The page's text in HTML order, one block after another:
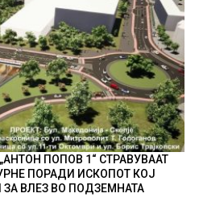
ПОПОВ 1“ СТРАВУВААТ
ПОРАДИ ИСКОПОТ КОЈ
ЗА ВЛЕЗ ВО ПОДЗЕМНАТА